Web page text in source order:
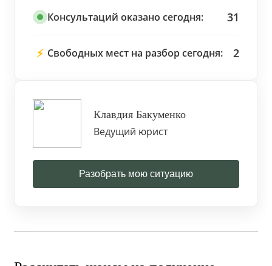
Консультаций оказано сегодня: 31
⚡ Свободных мест на разбор сегодня: 2
Клавдия Бакуменко
Ведущий юрист
Разобрать мою ситуацию